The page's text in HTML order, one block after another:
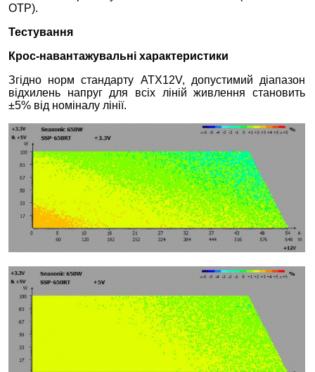
OTP).
Тестування
Крос-навантажувальні характеристики
Згідно норм стандарту ATX12V, допустимий діапазон
відхилень напруг для всіх ліній живлення становить
±5% від номіналу лінії.